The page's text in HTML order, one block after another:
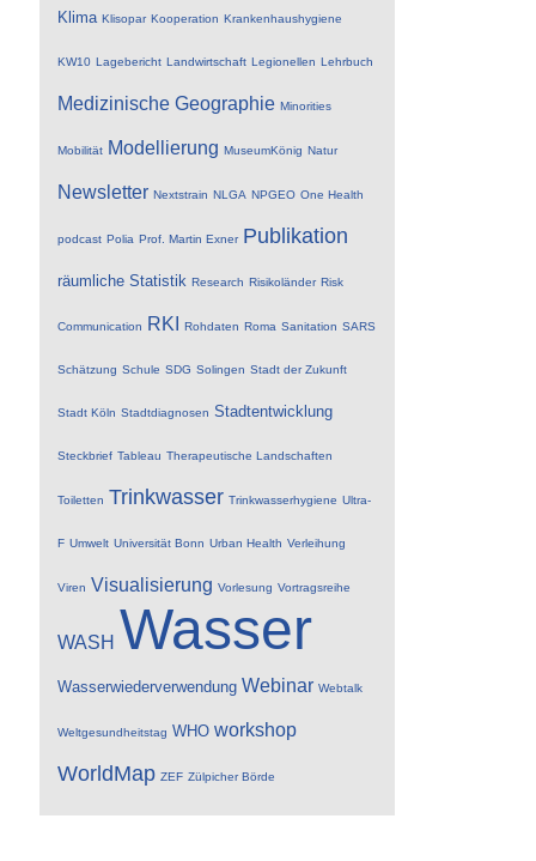
Klima Klisopar Kooperation Krankenhaushygiene
KW10 Lagebericht Landwirtschaft Legionellen Lehrbuch
Medizinische Geographie Minorities
Mobilität Modellierung MuseumKönig Natur
Newsletter Nextstrain NLGA NPGEO One Health
podcast Polia Prof. Martin Exner Publikation
räumliche Statistik Research Risikoländer Risk
Communication RKI Rohdaten Roma Sanitation SARS
Schätzung Schule SDG Solingen Stadt der Zukunft
Stadt Köln Stadtdiagnosen Stadtentwicklung
Steckbrief Tableau Therapeutische Landschaften
Toiletten Trinkwasser Trinkwasserhygiene Ultra-
F Umwelt Universität Bonn Urban Health Verleihung
Viren Visualisierung Vorlesung Vortragsreihe
WASH Wasser
Wasserwiederverwendung Webinar Webtalk
Weltgesundheitstag WHO workshop
WorldMap ZEF Zülpicher Börde